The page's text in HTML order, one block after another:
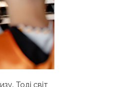
Тоді світ